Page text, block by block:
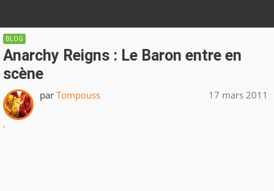
BLOG
Anarchy Reigns : Le Baron entre en
scène
par Tompouss 17 mars 2011
.